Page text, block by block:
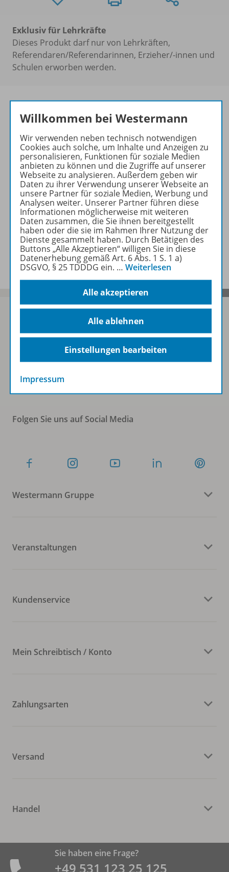
Exklusiv für Lehrkräfte
Dieses Produkt darf nur von Lehrkräften,
Referendaren/Referendarinnen, Erzieher/-innen und
Schulen erworben werden.
Produktinformationen
Beschreibung
Zugehörige Produkte
Benachrichtigungs-Service
Sofort profitieren
Folgen Sie uns auf Social Media
Westermann Gruppe
Veranstaltungen
Kundenservice
Mein Schreibtisch / Konto
Zahlungsarten
Versand
Handel
Sie haben eine Frage?
+49 531 ­123 25 125
Willkommen bei Westermann
Wir verwenden neben technisch notwendigen
Cookies auch solche, um Inhalte und Anzeigen zu
personalisieren, Funktionen für soziale Medien
anbieten zu können und die Zugriffe auf unserer
Webseite zu analysieren. Außerdem geben wir
Daten zu ihrer Verwendung unserer Webseite an
unsere Partner für soziale Medien, Werbung und
Analysen weiter. Unserer Partner führen diese
Informationen möglicherweise mit weiteren
Daten zusammen, die Sie ihnen bereitgestellt
haben oder die sie im Rahmen Ihrer Nutzung der
Dienste gesammelt haben. Durch Betätigen des
Buttons „Alle Akzeptieren“ willigen Sie in diese
Datenerhebung gemäß Art. 6 Abs. 1 S. 1 a)
DSGVO, § 25 TDDDG ein. … Weiterlesen
Alle akzeptieren
Alle ablehnen
Einstellungen bearbeiten
Impressum